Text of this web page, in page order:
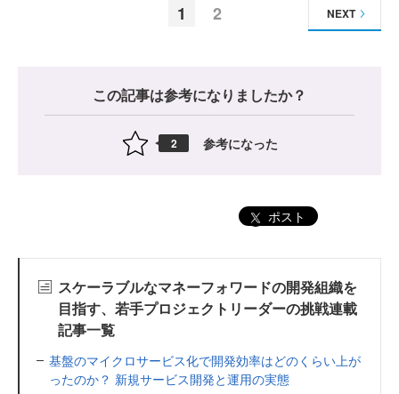
1 2 NEXT
この記事は参考になりましたか？
2 参考になった
ポスト
スケーラブルなマネーフォワードの開発組織を
目指す、若手プロジェクトリーダーの挑戦連載
記事一覧
基盤のマイクロサービス化で開発効率はどのくらい上が
ったのか？ 新規サービス開発と運用の実態